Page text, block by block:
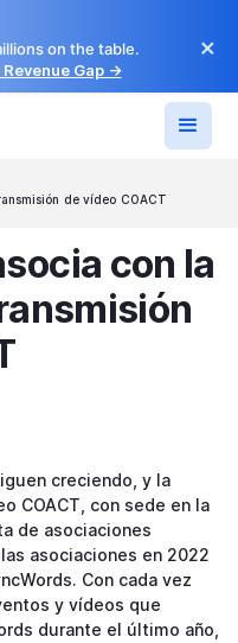
on the table.
Gap →
×
de vídeo COACT
con la
creciendo, y la
COACT, con sede en la
de asociaciones
asociaciones en 2022
Con cada vez
y vídeos que
durante el último año,